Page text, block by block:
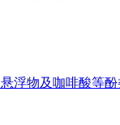
浮物及咖啡酸等